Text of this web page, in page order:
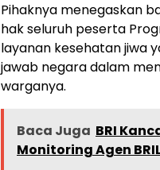
Pihaknya menegaskan
hak seluruh peserta
layanan kesehatan jiwa
jawab negara dalam
warganya.
Baca Juga BRI
Monitoring Agen